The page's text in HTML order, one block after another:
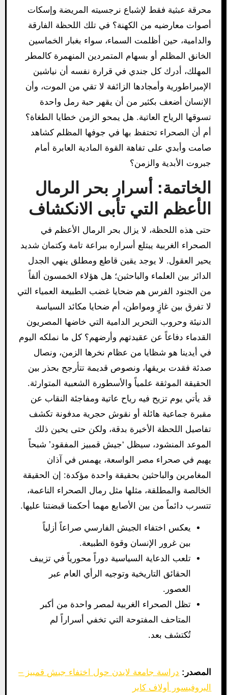
محرقة عبثية فقط لإشباع نرجسيته المريضة وإسكات
أصوات معارضيه من الكهنة؟ في تلك اللحظة الفارقة
والدامية، حين أظلمت السماء، سواء بغبار الخماسين
الخانق المظلم أو بسهام المتمردين المنهمرة كالمطر
المهلك، أدرك كل جندي في قرارة نفسه أن نياشين
الإمبراطورية وأمجادها الزائفة لا تقي من الموت، وأن
الإنسان أضعف بكثير من أن يقهر حبة رمل واحدة
تسوقها الرياح العاتية. هل يمحو الزمن خطايا الطغاة؟
أم أن الصحراء تحتفظ بها في جوفها المظلم كشاهد
صامت وأبدي على تفاهة القوة المادية العابرة أمام
جبروت الأبدية والزمن؟
الخاتمة: أسرار بحر الرمال
الأعظم التي تأبى الانكشاف
حتى هذه اللحظة، لا يزال بحر الرمال الأعظم في
الصحراء الغربية يبتلع أسراره ببراعة تامة وكتمان شديد
يحير العقول. لا يوجد يقين قاطع ومطلق ينهي الجدل
الدائر بين العلماء والباحثين؛ هل هؤلاء الخمسون ألفاً
من الجنود الفرس هم ضحايا غضب الطبيعة العمياء التي
لا تفرق بين غازٍ ومواطن، أم ضحايا مكائد السياسة
الدنيئة وحروب التحرير الدامية التي خاضها المصريون
القدماء دفاعاً عن عقيدتهم وأرضهم؟ كل ما نملكه اليوم
في أيدينا هو شظايا من عظام نخرها الزمن، ونصال
صدئة فقدت بريقها، ونصوص قديمة تتأرجح بحذر بين
الحقيقة الموثقة علمياً والأسطورة الشعبية المتوارثة.
قد يأتي يوم تزيح فيه رياح عاتية ومفاجئة النقاب عن
مقبرة جماعية هائلة أو نقوش حجرية مدفونة تكشف
تفاصيل اللحظة الأخيرة بدقة، ولكن حتى يحين ذلك
الموعد المنشود، سيظل ‘جيش قمبيز المفقود’ شبحاً
يهيم في صحراء مصر الواسعة، يهمس في آذان
المغامرين والباحثين بحقيقة واحدة مؤكدة: إن الحقيقة
الخالصة والمطلقة، مثلها مثل رمال الصحراء الناعمة،
تتسرب دائماً من بين الأصابع مهما أحكمنا قبضتنا عليها.
يعكس اختفاء الجيش الفارسي صراعاً أزلياً
بين غرور الإنسان وقوة الطبيعة.
تلعب الدعاية السياسية دوراً محورياً في تزييف
الحقائق التاريخية وتوجيه الرأي العام عبر
العصور.
تظل الصحراء الغربية لمصر واحدة من أكبر
المتاحف المفتوحة التي تخفي أسراراً لم
تُكتشف بعد.
المصدر: دراسة جامعة لايدن حول اختفاء جيش قمبيز –
البروفيسور أولاف كابر